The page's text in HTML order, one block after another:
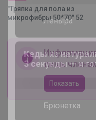
"Тряпка для пола из
микрофибры 50*70" 52
лишь
Показать
belkakrsk
Трикотажный
девочек,